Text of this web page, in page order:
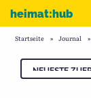
Zum Inhalt
heimat:hub
Startseite » Journal »